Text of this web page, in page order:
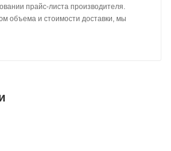
прайс-листа производителя.
объема и стоимости доставки, мы